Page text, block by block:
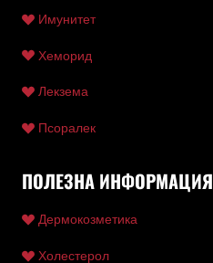
Имунитет
Хеморид
Лекзема
Псоралек
ПОЛЕЗНА ИНФОРМАЦИЯ
Дермокозметика
Холестерол